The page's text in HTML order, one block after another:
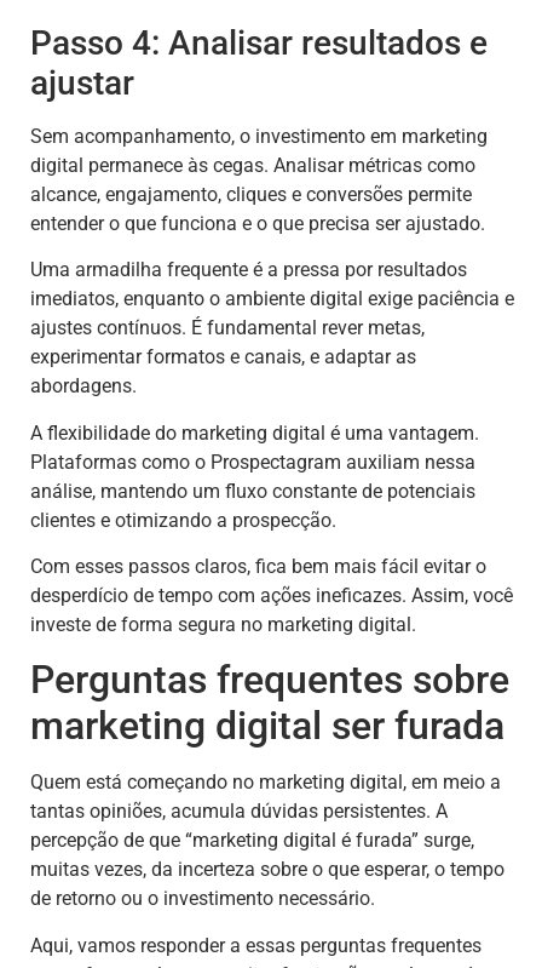
Passo 4: Analisar resultados e
ajustar
Sem acompanhamento, o investimento em marketing
digital permanece às cegas. Analisar métricas como
alcance, engajamento, cliques e conversões permite
entender o que funciona e o que precisa ser ajustado.
Uma armadilha frequente é a pressa por resultados
imediatos, enquanto o ambiente digital exige paciência e
ajustes contínuos. É fundamental rever metas,
experimentar formatos e canais, e adaptar as
abordagens.
A flexibilidade do marketing digital é uma vantagem.
Plataformas como o Prospectagram auxiliam nessa
análise, mantendo um fluxo constante de potenciais
clientes e otimizando a prospecção.
Com esses passos claros, fica bem mais fácil evitar o
desperdício de tempo com ações ineficazes. Assim, você
investe de forma segura no marketing digital.
Perguntas frequentes sobre
marketing digital ser furada
Quem está começando no marketing digital, em meio a
tantas opiniões, acumula dúvidas persistentes. A
percepção de que “marketing digital é furada” surge,
muitas vezes, da incerteza sobre o que esperar, o tempo
de retorno ou o investimento necessário.
Aqui, vamos responder a essas perguntas frequentes